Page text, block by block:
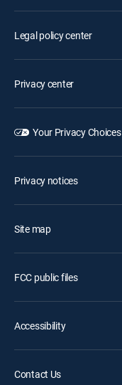
Legal policy center
Privacy center
Your Privacy Choices
Privacy notices
Site map
FCC public files
Accessibility
Contact Us